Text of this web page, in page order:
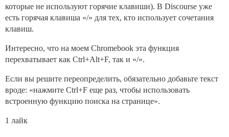
которые не используют горячие клавиши). В Discourse уже
есть горячая клавиша «/» для тех, кто использует сочетания
клавиш.
Интересно, что на моем Chromebook эта функция
перехватывает как Ctrl+Alt+F, так и «/».
Если вы решите переопределить, обязательно добавьте текст
вроде: «нажмите Ctrl+F еще раз, чтобы использовать
встроенную функцию поиска на странице».
1 лайк